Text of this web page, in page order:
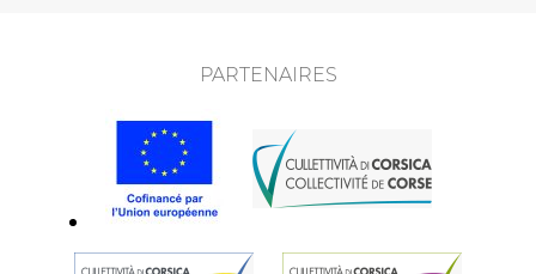
PARTENAIRES